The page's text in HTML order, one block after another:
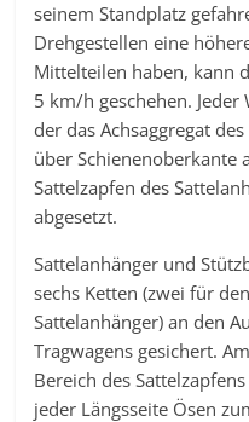
seinem Standplatz
Drehgestellen eine
Mittelteilen haben, kann
5 km/h geschehen. Jeder
der das Achsaggregat
über Schienenoberkante
Sattelzapfen des
abgesetzt.
Sattelanhänger und
sechs Ketten (zwei für
Sattelanhänger) an den
Tragwagens gesichert.
Bereich des
jeder Längsseite Ösen